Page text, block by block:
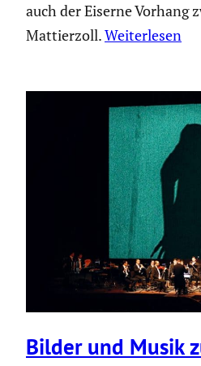
auch der Eiserne Vorhang
Mattierzoll.Weiterlesen
Bilder und Musik